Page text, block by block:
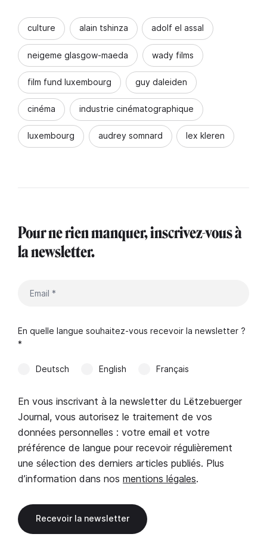
culture alain tshinza adolf el assal
neigeme glasgow-maeda wady films
film fund luxembourg guy daleiden
cinéma industrie cinématographique
luxembourg audrey somnard lex kleren
Pour ne rien manquer, inscrivez-vous à
la newsletter.
En quelle langue souhaitez-vous recevoir la newsletter ?
*
Deutsch English Français
En vous inscrivant à la newsletter du Lëtzebuerger
Journal, vous autorisez le traitement de vos
données personnelles : votre email et votre
préférence de langue pour recevoir régulièrement
une sélection des derniers articles publiés. Plus
d’information dans nos mentions légales.